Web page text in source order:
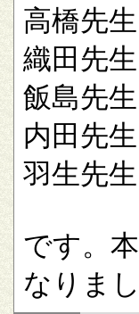
高橋先
織田先
飯島先
内田先
羽生先
です。
なりまし